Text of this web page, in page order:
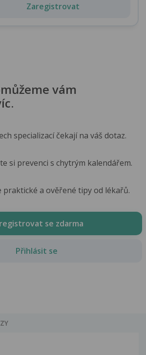
Zaregistrovat
vám
specializací čekají na váš dotaz.
si prevenci s chytrým kalendářem.
praktické a ověřené tipy od lékařů.
se zdarma
Přihlásit se